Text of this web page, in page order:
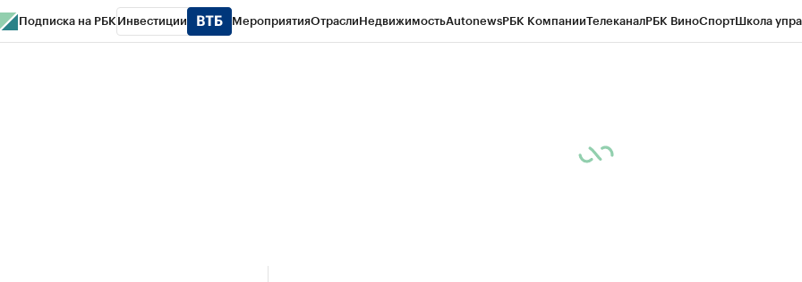
Подписка на РБК Инвестиции МероприятияОтраслиНедвижимостьAutonewsРБК КомпанииТелеканалРБК ВиноСпортШкола